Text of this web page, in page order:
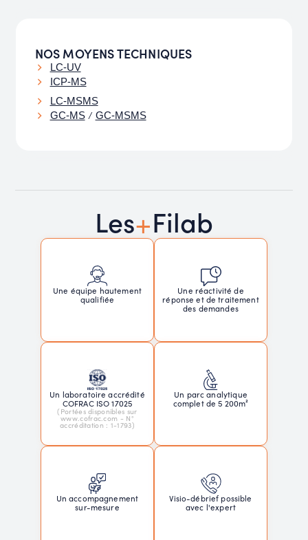
NOS MOYENS TECHNIQUES
LC-UV
ICP-MS
LC-MSMS
GC-MS/ GC-MSMS
Les+Filab
Une équipe hautement
qualifiée
Une réactivité de
réponse et de traitement
des demandes
Un laboratoire accrédité
COFRAC ISO 17025
(Portées disponibles sur
www.cofrac.com - N°
accréditation : 1-1793)
Un parc analytique
complet de 5 200m²
Un accompagnement
sur-mesure
Visio-débrief possible
avec l'expert